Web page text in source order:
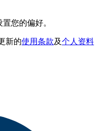
置您的偏好。
新的使用条款及个人资料